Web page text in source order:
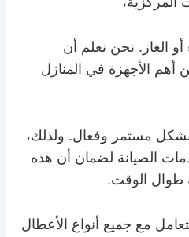
الغاز. نحن نعلم أن
أهم الأجهزة في المنازل
بشكل مستمر وفعال. ولذلك،
الصيانة لضمان أن هذه
طوال الوقت.
مع جميع أنواع الأعطال